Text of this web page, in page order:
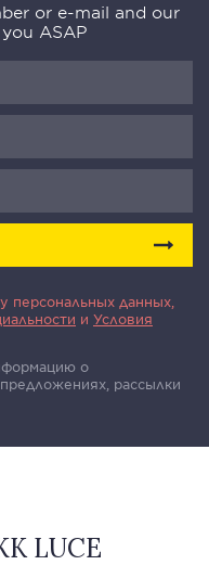
or e-mail and our
ASAP
персональных данных,
и Условия
о
рассылки
LUCE